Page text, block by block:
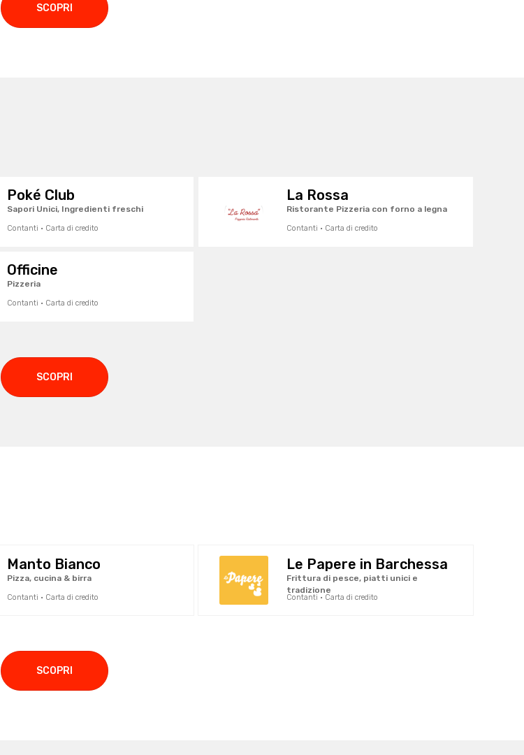
SCOPRI
Poké Club
Sapori Unici, Ingredienti freschi
Contanti · Carta di credito
La Rossa
Ristorante Pizzeria con forno a legna
Contanti · Carta di credito
Officine
Pizzeria
Contanti · Carta di credito
SCOPRI
Manto Bianco
Pizza, cucina & birra
Contanti · Carta di credito
Le Papere in Barchessa
Frittura di pesce, piatti unici e
tradizione
Contanti · Carta di credito
SCOPRI